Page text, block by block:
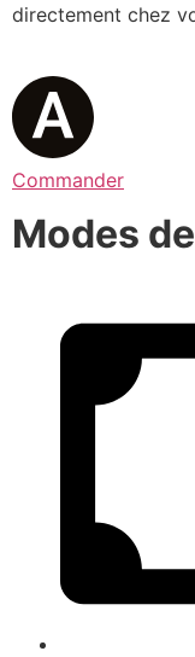
directement chez
Commander
Modes